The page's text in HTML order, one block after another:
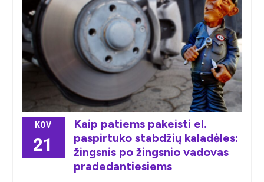
KOV
21
Kaip patiems pakeisti el.
paspirtuko stabdžių kaladėles:
žingsnis po žingsnio vadovas
pradedantiesiems